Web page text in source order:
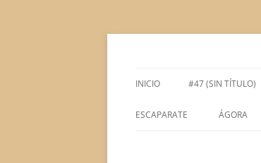
Saltar
INICIO #47 (SIN TÍTULO)
ESCAPARATE ÁGORA